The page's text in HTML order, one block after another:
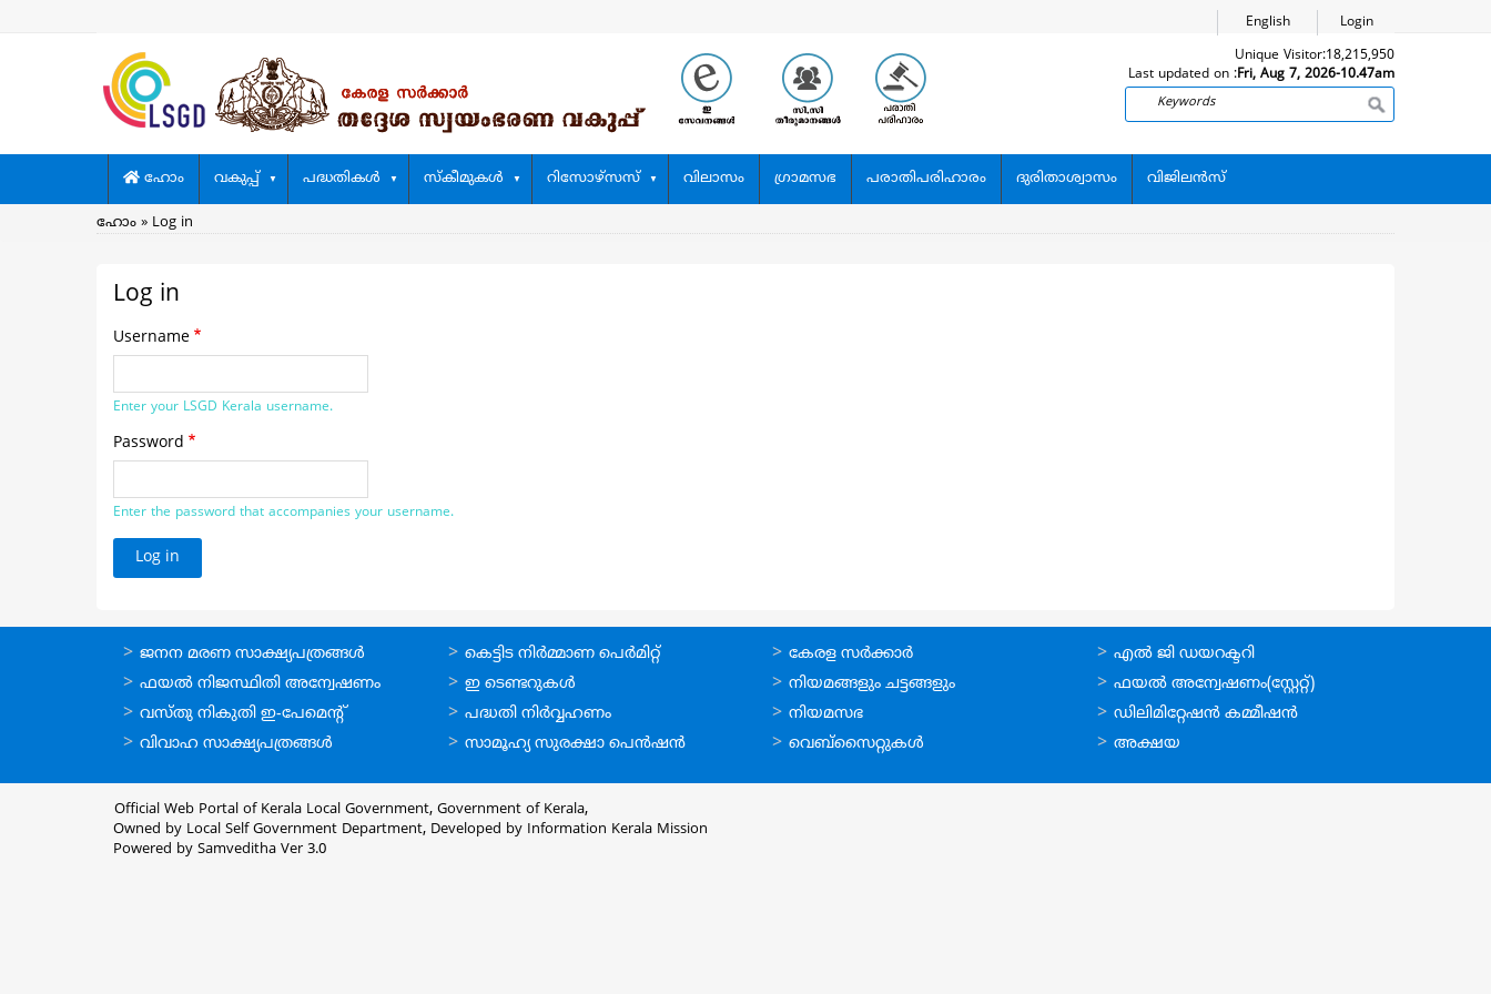
Login
English
Unique Visitor:18,215,950
Last updated on :Fri, Aug 7, 2026-10.47am
Search
Main
navigation
ഹോം വകുപ്പ് പദ്ധതികള്‍ സ്കീമുകള്‍ റിസോഴ്സസ് വിലാസം ഗ്രാമസഭ പരാതിപരിഹാരം ദുരിതാശ്വാസം വിജിലന്‍സ്
Breadcrumb
ഹോം Log in
Log in
Username
Enter your LSGD Kerala username.
Password
Enter the password that accompanies your username.
ഓണ്‍ലൈന്‍
സേവനങ്ങള്‍
ജനന മരണ സാക്ഷ്യപത്രങ്ങള്‍
ഫയല്‍ നിജസ്ഥിതി അന്വേഷണം
വസ്തു നികുതി ഇ-പേമെന്റ്
വിവാഹ സാക്ഷ്യപത്രങ്ങള്‍
ഓണ്‍ലൈന്‍
സേവനങ്ങള്‍
കെട്ടിട നിര്‍മ്മാണ പെര്‍മിറ്റ്‌
ഇ ടെണ്ടറുകള്‍
പദ്ധതി നിര്‍വ്വഹണം
സാമൂഹ്യ സുരക്ഷാ പെന്‍ഷന്‍
ഉപയോഗപ്രദമായ
കണ്ണികള്‍
കേരള സര്‍ക്കാര്‍
നിയമങ്ങളും ചട്ടങ്ങളും
നിയമസഭ
വെബ്സൈറ്റുകള്‍
ഉപയോഗപ്രദമായ
കണ്ണികള്‍
എല്‍ ജി ഡയറക്ടറി
ഫയല്‍ അന്വേഷണം(സ്റ്റേറ്റ്)
ഡിലിമിറ്റേഷന്‍ കമ്മീഷന്‍
അക്ഷയ
Official Web Portal of Kerala Local Government, Government of Kerala,
Owned by Local Self Government Department, Developed by Information Kerala Mission
Powered by Samveditha Ver 3.0